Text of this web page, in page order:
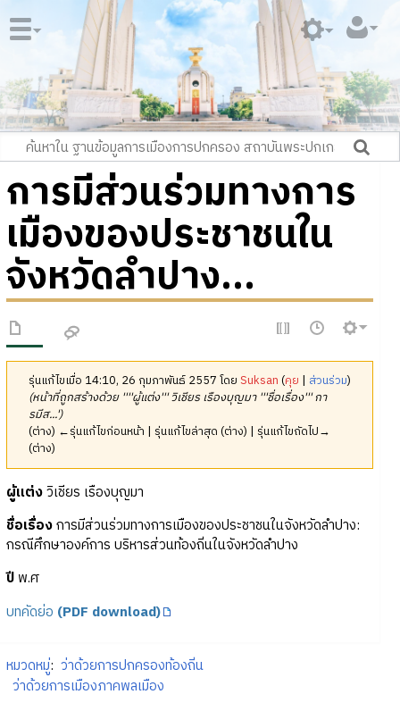
การมีส่วนร่วมทางการ
เมืองของประชาชนใน
จังหวัดลำปาง...
รุ่นแก้ไขเมื่อ 14:10, 26 กุมภาพันธ์ 2557 โดยSuksan (คุย | ส่วนร่วม)
(หน้าที่ถูกสร้างด้วย ''''ผู้แต่ง''' วิเชียร เรืองบุญมา '''ชื่อเรื่อง''' กา
รมีส...')
(ต่าง) ←รุ่นแก้ไขก่อนหน้า | รุ่นแก้ไขล่าสุด (ต่าง) | รุ่นแก้ไขถัดไป→
(ต่าง)
ผู้แต่งวิเชียร เรืองบุญมา
ชื่อเรื่องการมีส่วนร่วมทางการเมืองของประชาชนในจังหวัดลำปาง:
กรณีศึกษาองค์การ บริหารส่วนท้องถิ่นในจังหวัดลำปาง
ปีพ.ศ
บทคัดย่อ (PDF download)
หมวดหมู่: ว่าด้วยการปกครองท้องถิ่น
ว่าด้วยการเมืองภาคพลเมือง